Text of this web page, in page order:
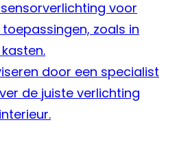
voor
zoals in
door een specialist
de juiste verlichting